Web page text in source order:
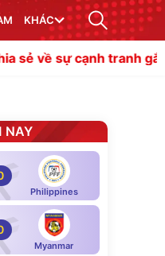
KHÁC
tranh gắt gao ở tuyển
NAY
Philippines
Myanmar